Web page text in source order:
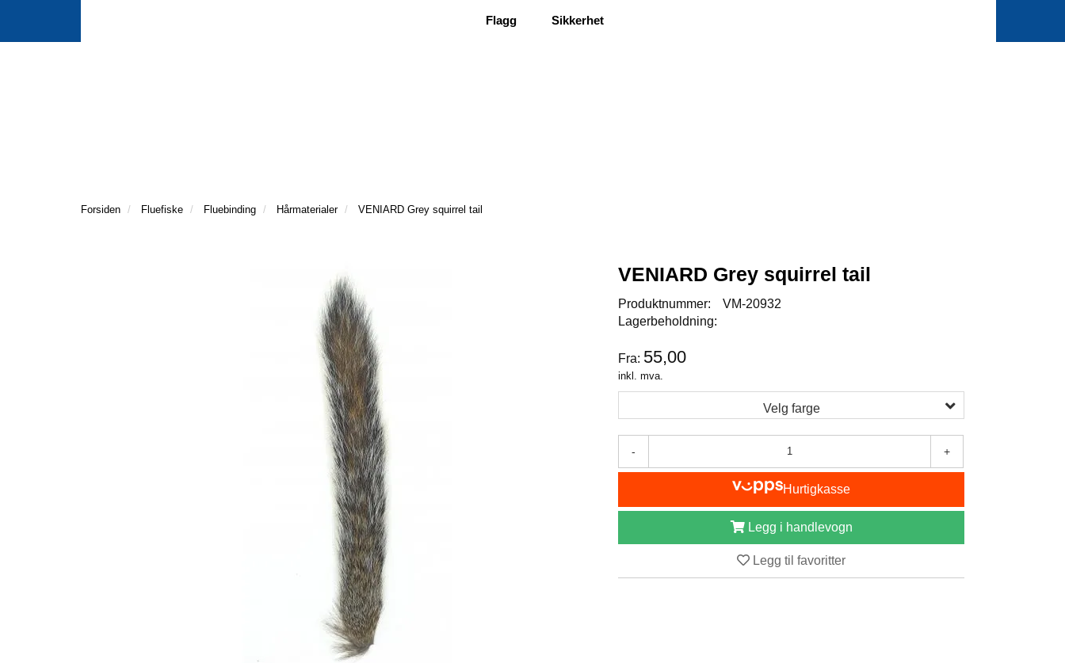
Flagg Sikkerhet
Forsiden Fluefiske Fluebinding Hårmaterialer VENIARD Grey squirrel tail
VENIARD Grey squirrel tail
Produktnummer:
VM-20932
Lagerbeholdning:
Fra: 55,00
inkl. mva.
Velg farge
- +
Hurtigkasse
Legg i handlevogn
Legg til favoritter